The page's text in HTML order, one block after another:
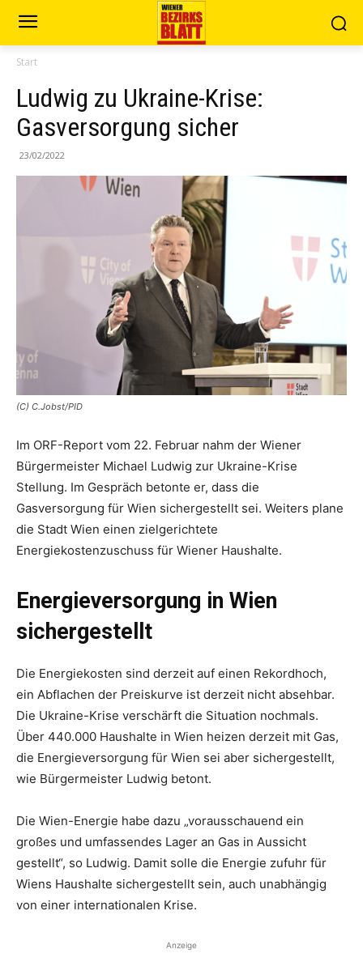
Start
Ludwig zu Ukraine-Krise:
Gasversorgung sicher
23/02/2022
(C) C.Jobst/PID
Im ORF-Report vom 22. Februar nahm der Wiener
Bürgermeister Michael Ludwig zur Ukraine-Krise
Stellung. Im Gespräch betonte er, dass die
Gasversorgung für Wien sichergestellt sei. Weiters plane
die Stadt Wien einen zielgerichtete
Energiekostenzuschuss für Wiener Haushalte.
Energieversorgung in Wien
sichergestellt
Die Energiekosten sind derzeit auf einen Rekordhoch,
ein Abflachen der Preiskurve ist derzeit nicht absehbar.
Die Ukraine-Krise verschärft die Situation nochmals.
Über 440.000 Haushalte in Wien heizen derzeit mit Gas,
die Energieversorgung für Wien sei aber sichergestellt,
wie Bürgermeister Ludwig betont.
Die Wien-Energie habe dazu „vorausschauend ein
großes und umfassendes Lager an Gas in Aussicht
gestellt“, so Ludwig. Damit solle die Energie zufuhr für
Wiens Haushalte sichergestellt sein, auch unabhängig
von einer internationalen Krise.
Anzeige